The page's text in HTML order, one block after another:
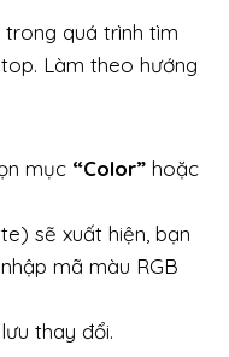
quá trình tìm
Làm theo hướng
mục “Color” hoặc
sẽ xuất hiện, bạn
mã màu RGB
thay đổi.